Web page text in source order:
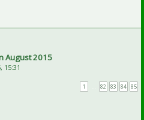
August 2015
15:31
1 82 83 84 85